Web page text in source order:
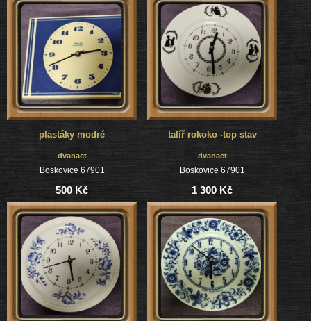
plastáky modré
dvanact
Boskovice 67901
500 Kč
talíř rokoko -top stav
dvanact
Boskovice 67901
1 300 Kč